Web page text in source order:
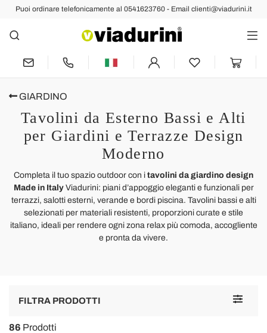
Puoi ordinare telefonicamente al 0541623760 - Email clienti@viadurini.it
GIARDINO
Tavolini da Esterno Bassi e Alti
per Giardini e Terrazze Design
Moderno
Completa il tuo spazio outdoor con i tavolini da giardino design
Made in ItalyViadurini: piani d’appoggio eleganti e funzionali per
terrazzi, salotti esterni, verande e bordi piscina. Tavolini bassi e alti
selezionati per materiali resistenti, proporzioni curate e stile
italiano, ideali per rendere ogni zona relax più comoda, accogliente
e pronta da vivere.
Toggle
FILTRA PRODOTTI
86 Prodotti